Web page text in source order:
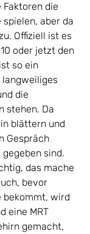
Faktoren die
spielen, aber da
Offiziell ist es
oder jetzt den
so ein
langweiliges
die
stehen. Da
blättern und
Gespräch
sind.
das mache
bevor
bekommt, wird
eine MRT
gemacht,